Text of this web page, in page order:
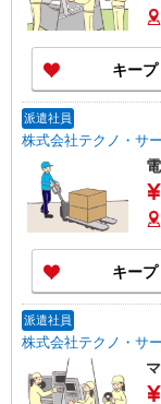
キープ
派遣社員
株式会社テクノ・サ
キープ
派遣社員
株式会社テクノ・サ